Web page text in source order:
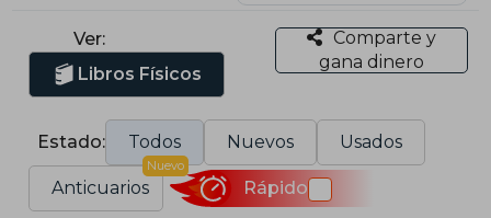
Ver:
Libros Físicos
Comparte y
gana dinero
Estado: Todos Nuevos Usados
Anticuarios
Nuevo
Rápido